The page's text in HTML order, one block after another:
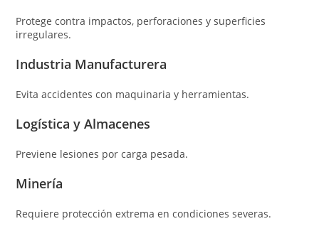
Protege contra impactos, perforaciones y superficies
irregulares.
Industria Manufacturera
Evita accidentes con maquinaria y herramientas.
Logística y Almacenes
Previene lesiones por carga pesada.
Minería
Requiere protección extrema en condiciones severas.